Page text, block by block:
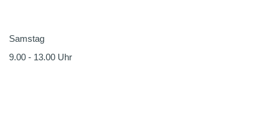
Samstag
9.00 - 13.00 Uhr